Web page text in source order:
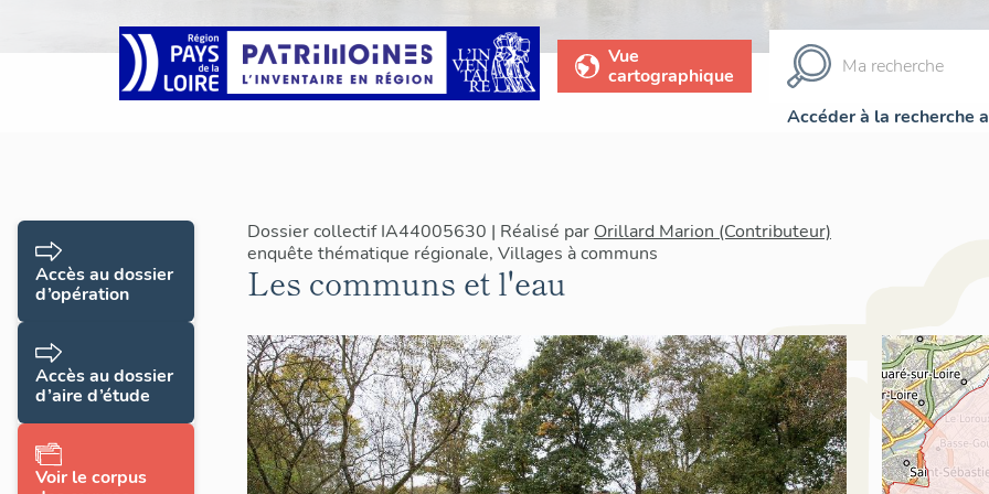
Vue
cartographique
Accéder à la recherche
Dossier collectif IA44005630 | Réalisé par Orillard Marion (Contributeur)
enquête thématique régionale, Villages à communs
Les communs et l'eau
Accès au dossier
d’opération
Accès au dossier
d’aire d’étude
Voir le corpus